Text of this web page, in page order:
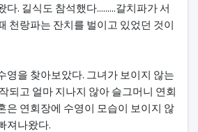
다. 길식도 참석했다.........갈치파가 서
천랑파는 잔치를 벌이고 있었던 것이
영을 찾아보았다. 그녀가 보이지 않는
되고 얼마 지나지 않아 슬그머니 연회
은 연회장에 수영이 모습이 보이지 않
져나왔다.